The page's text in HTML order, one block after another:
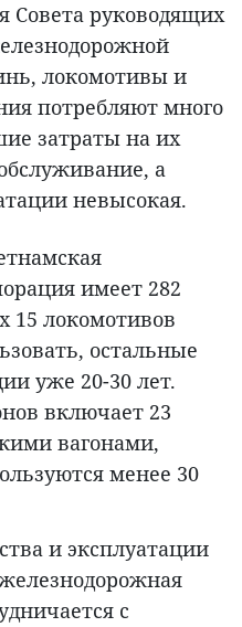
Совета руководящих
локомотивы и
потребляют много
затраты на их
а
невысокая.
имеет 282
15 локомотивов
остальные
уже 20-30 лет.
включает 23
вагонами,
менее 30
и эксплуатации
с